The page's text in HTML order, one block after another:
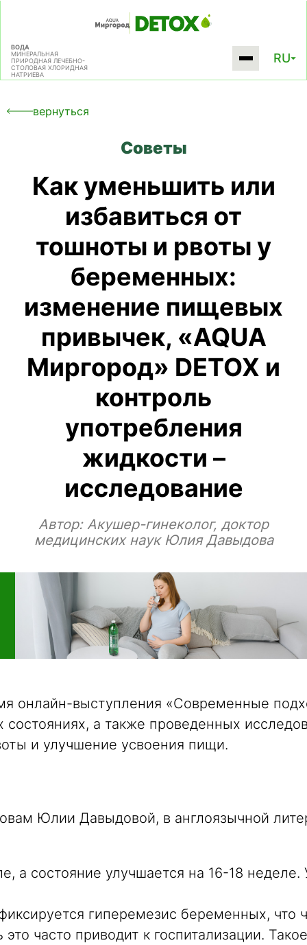
ВОДА
МИНЕРАЛЬНАЯ
ПРИРОДНАЯ ЛЕЧЕБНО-
СТОЛОВАЯ ХЛОРИДНАЯ
НАТРИЕВА
RU
вернуться
Советы
Как уменьшить или
избавиться от
тошноты и рвоты у
беременных:
изменение пищевых
привычек, «AQUA
Миргород» DETOX и
контроль
употребления
жидкости –
исследование
Автор:Акушер-гинеколог, доктор
медицинских наук Юлия Давыдова
онлайн-выступления «Современные
а также проведенных
и улучшение усвоения пищи.
Юлии Давыдовой, в англоязычной
а состояние улучшается на 16-18
гиперемезис беременных, что
часто приводит к госпитализации.